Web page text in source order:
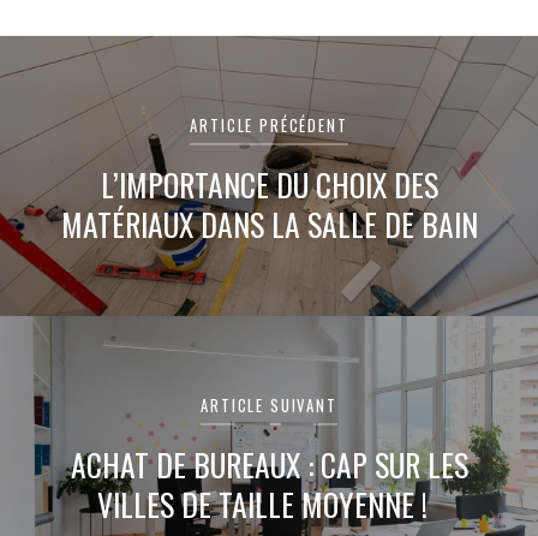
Navigation
de
l’article
ARTICLE PRÉCÉDENT
L’IMPORTANCE DU CHOIX DES
MATÉRIAUX DANS LA SALLE DE BAIN
ARTICLE SUIVANT
ACHAT DE BUREAUX : CAP SUR LES
VILLES DE TAILLE MOYENNE !